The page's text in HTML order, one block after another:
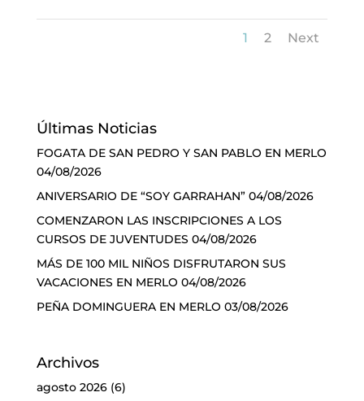
1 2 Next
Últimas Noticias
FOGATA DE SAN PEDRO Y SAN PABLO EN MERLO
04/08/2026
ANIVERSARIO DE “SOY GARRAHAN” 04/08/2026
COMENZARON LAS INSCRIPCIONES A LOS
CURSOS DE JUVENTUDES 04/08/2026
MÁS DE 100 MIL NIÑOS DISFRUTARON SUS
VACACIONES EN MERLO 04/08/2026
PEÑA DOMINGUERA EN MERLO 03/08/2026
Archivos
agosto 2026(6)